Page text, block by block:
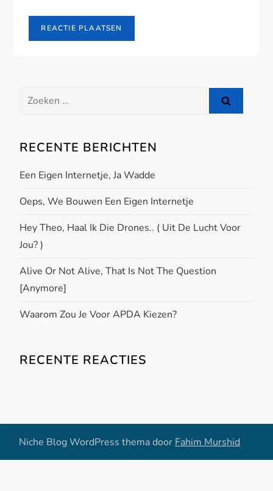
Zoeken
RECENTE BERICHTEN
Een Eigen Internetje, Ja Wadde
Oeps, We Bouwen Een Eigen Internetje
Hey Theo, Haal Ik Die Drones.. ( Uit De Lucht Voor
Jou? )
Alive Or Not Alive, That Is Not The Question
[anymore]
Waarom Zou Je Voor APDA Kiezen?
RECENTE REACTIES
Niche Blog WordPress thema door Fahim Murshid